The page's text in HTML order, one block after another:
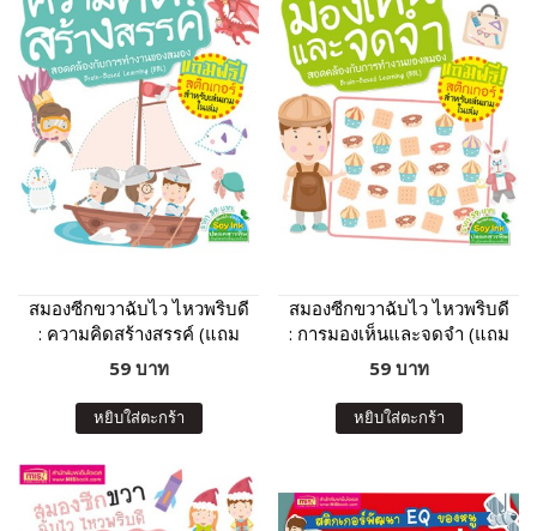
สมองซีกขวาฉับไว ไหวพริบดี
: ความคิดสร้างสรรค์ (แถม
ฟรี! สติกเกอร์)
59 บาท
หยิบใส่ตะกร้า
สมองซีกขวาฉับไว ไหวพริบดี
: การมองเห็นและจดจำ (แถม
ฟรี! สติกเกอร์)
59 บาท
หยิบใส่ตะกร้า